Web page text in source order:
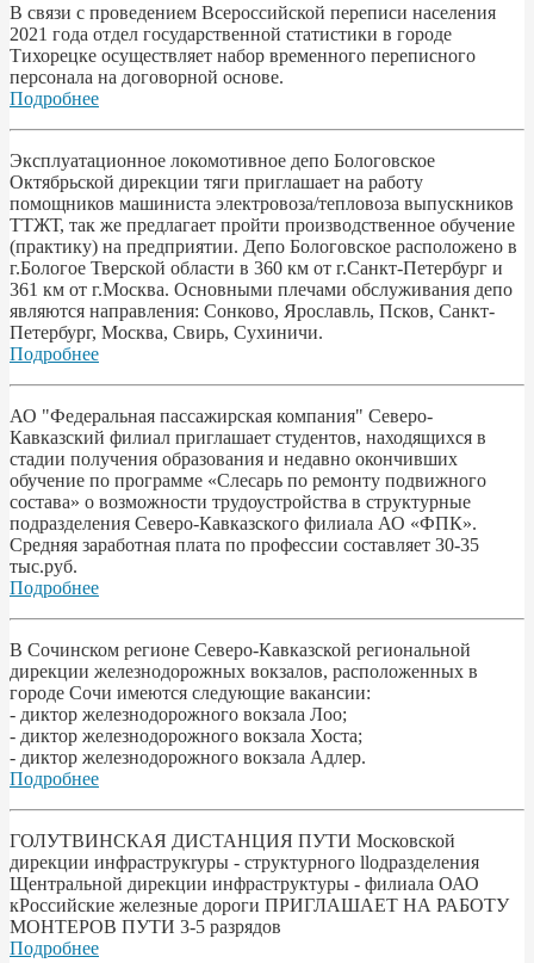
В связи с проведением Всероссийской переписи населения
2021 года отдел государственной статистики в городе
Тихорецке осуществляет набор временного переписного
персонала на договорной основе.
Подробнее
Эксплуатационное локомотивное депо Бологовское
Октябрьской дирекции тяги приглашает на работу
помощников машиниста электровоза/тепловоза выпускников
ТТЖТ, так же предлагает пройти производственное обучение
(практику) на предприятии. Депо Бологовское расположено в
г.Бологое Тверской области в 360 км от г.Санкт-Петербург и
361 км от г.Москва. Основными плечами обслуживания депо
являются направления: Сонково, Ярославль, Псков, Санкт-
Петербург, Москва, Свирь, Сухиничи.
Подробнее
АО "Федеральная пассажирская компания" Северо-
Кавказский филиал приглашает студентов, находящихся в
стадии получения образования и недавно окончивших
обучение по программе «Слесарь по ремонту подвижного
состава» о возможности трудоустройства в структурные
подразделения Северо-Кавказского филиала АО «ФПК».
Средняя заработная плата по профессии составляет 30-35
тыс.руб.
Подробнее
В Сочинском регионе Северо-Кавказской региональной
дирекции железнодорожных вокзалов, расположенных в
городе Сочи имеются следующие вакансии:
- диктор железнодорожного вокзала Лоо;
- диктор железнодорожного вокзала Хоста;
- диктор железнодорожного вокзала Адлер.
Подробнее
ГОЛУТВИНСКАЯ ДИСТАНЦИЯ ПУТИ Московской
дирекции инфраструкryры - структурного llодразделения
Щентральной дирекции инфраструктуры - филиала ОАО
кРоссийские железные дороги ПРИГЛАШАЕТ НА РАБОТУ
МОНТЕРОВ ПУТИ 3-5 разрядов
Подробнее